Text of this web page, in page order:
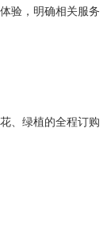
验，明确相关服务
、绿植的全程订购